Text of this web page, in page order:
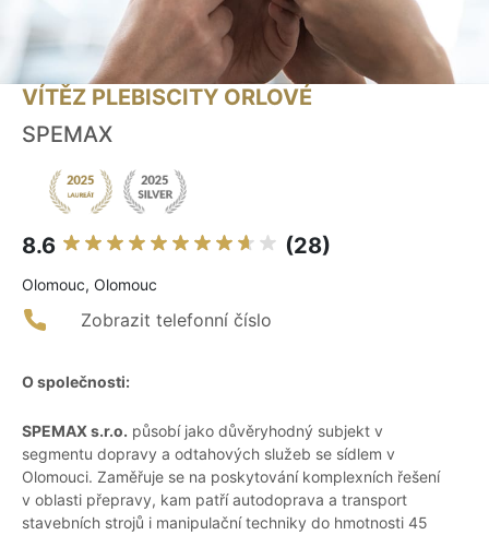
VÍTĚZ PLEBISCITY ORLOVÉ
SPEMAX
8.6 (28)
Olomouc, Olomouc
Zobrazit telefonní číslo
O společnosti:
SPEMAX s.r.o. působí jako důvěryhodný subjekt v
segmentu dopravy a odtahových služeb se sídlem v
Olomouci. Zaměřuje se na poskytování komplexních řešení
v oblasti přepravy, kam patří autodoprava a transport
stavebních strojů i manipulační techniky do hmotnosti 45